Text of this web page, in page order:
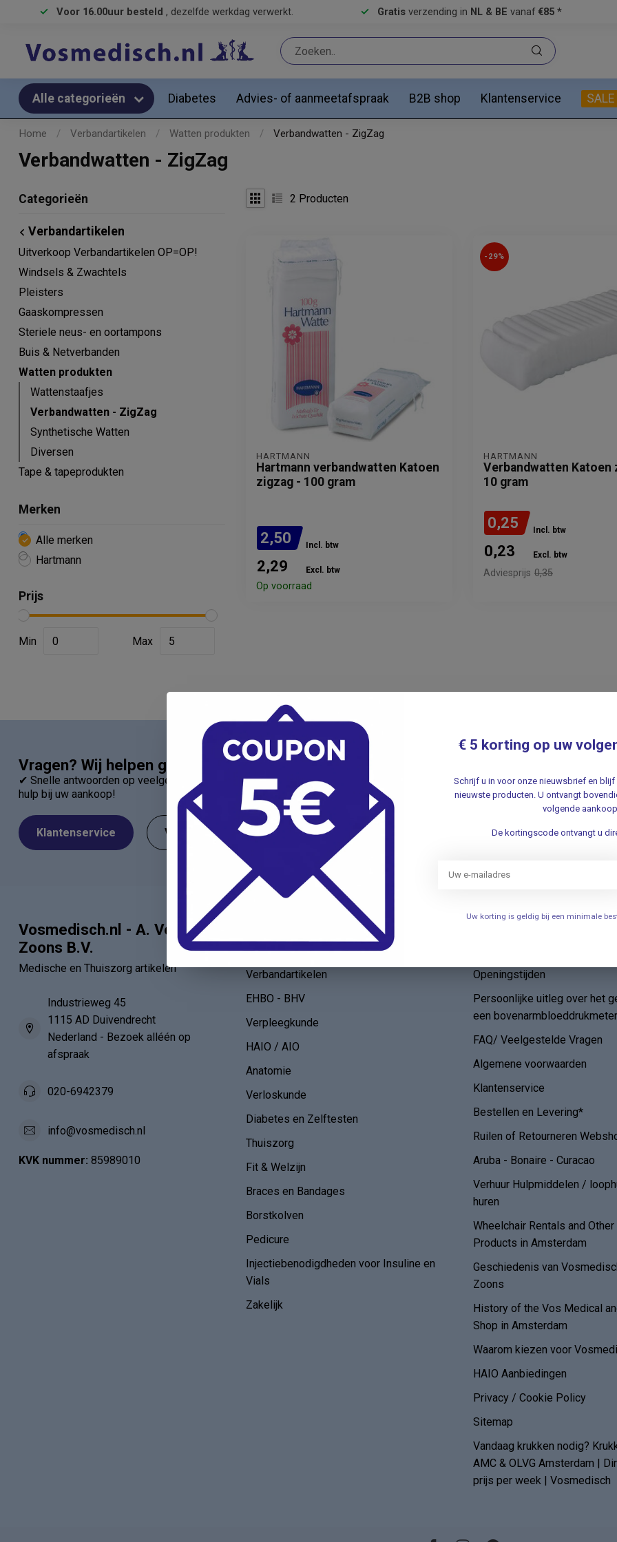
Voor 16.00uur besteld , dezelfde werkdag verwerkt. Gratis verzending in NL & BE vanaf €85 *
Alle categorieën Diabetes Advies- of aanmeetafspraak B2B shop Klantenservice SALE
Home / Verbandartikelen / Watten produkten / Verbandwatten - ZigZag
Verbandwatten - ZigZag
Categorieën
Verbandartikelen
Uitverkoop Verbandartikelen OP=OP!
Windsels & Zwachtels
Pleisters
Gaaskompressen
Steriele neus- en oortampons
Buis & Netverbanden
Watten produkten
Wattenstaafjes
Verbandwatten - ZigZag
Synthetische Watten
Diversen
Tape & tapeprodukten
Merken
Alle merken
Hartmann
Prijs
Min Max
2 Producten
HARTMANN
Hartmann verbandwatten Katoen
zigzag - 100 gram
2,50 Incl. btw
2,29 Excl. btw
Op voorraad
-29%
HARTMANN
Verbandwatten Katoen
10 gram
0,25 Incl. btw
0,23 Excl. btw
Adviesprijs 0,35
Vragen? Wij helpen graag!
✔ Snelle antwoorden op veelgestelde vragen ✔ Direct contact met onze klantenservice ✔ Altijd
hulp bij uw aankoop!
Klantenservice Veelgestelde Vragen
Schrijf u in
aanbiedingen
Vosmedisch.nl - A. Vos en
Zoons B.V.
Medische en Thuiszorg artikelen
Industrieweg 45
1115 AD Duivendrecht
Nederland - Bezoek alléén op
afspraak
020-6942379
info@vosmedisch.nl
KVK nummer: 85989010
Artsen
Verbandartikelen
EHBO - BHV
Verpleegkunde
HAIO / AIO
Anatomie
Verloskunde
Diabetes en Zelftesten
Thuiszorg
Fit & Welzijn
Braces en Bandages
Borstkolven
Pedicure
Injectiebenodigdheden voor Insuline en
Vials
Zakelijk
Openingstijden
Persoonlijke uitleg over het
een bovenarmbloeddrukmeter
FAQ/ Veelgestelde Vragen
Algemene voorwaarden
Klantenservice
Bestellen en Levering*
Ruilen of Retourneren
Aruba - Bonaire - Curacao
Verhuur Hulpmiddelen /
huren
Wheelchair Rentals and Other
Products in Amsterdam
Geschiedenis van
Zoons
History of the Vos Medical
Shop in Amsterdam
Waarom kiezen voor
HAIO Aanbiedingen
Privacy / Cookie Policy
Sitemap
Vandaag krukken nodig?
AMC & OLVG Amsterdam |
prijs per week | Vosmedisch
€ 5 korting op uw
Schrijf u in voor onze nieuwsbrief en
nieuwste producten. U ontvangt
volgende aankoop.
De kortingscode ontvangt u
Uw korting is geldig bij een minimale